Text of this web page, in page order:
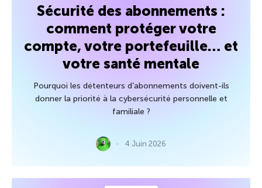
Sécurité des abonnements :
comment protéger votre
compte, votre portefeuille… et
votre santé mentale
Pourquoi les détenteurs d’abonnements doivent-ils
donner la priorité à la cybersécurité personnelle et
familiale ?
4 Juin 2026